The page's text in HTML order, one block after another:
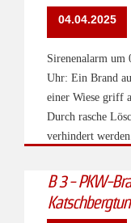
04.04.2025
Sirenenalarm um
Uhr: Ein Brand
einer Wiese griff
Durch rasche
verhindert
B 3 - PKW-